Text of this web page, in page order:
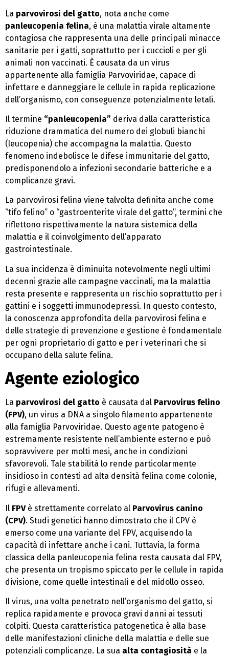
La parvovirosi del gatto, nota anche come
panleucopenia felina, è una malattia virale altamente
contagiosa che rappresenta una delle principali minacce
sanitarie per i gatti, soprattutto per i cuccioli e per gli
animali non vaccinati. È causata da un virus
appartenente alla famiglia Parvoviridae, capace di
infettare e danneggiare le cellule in rapida replicazione
dell’organismo, con conseguenze potenzialmente letali.
Il termine “panleucopenia” deriva dalla caratteristica
riduzione drammatica del numero dei globuli bianchi
(leucopenia) che accompagna la malattia. Questo
fenomeno indebolisce le difese immunitarie del gatto,
predisponendolo a infezioni secondarie batteriche e a
complicanze gravi.
La parvovirosi felina viene talvolta definita anche come
“tifo felino” o “gastroenterite virale del gatto”, termini che
riflettono rispettivamente la natura sistemica della
malattia e il coinvolgimento dell’apparato
gastrointestinale.
La sua incidenza è diminuita notevolmente negli ultimi
decenni grazie alle campagne vaccinali, ma la malattia
resta presente e rappresenta un rischio soprattutto per i
gattini e i soggetti immunodepressi. In questo contesto,
la conoscenza approfondita della parvovirosi felina e
delle strategie di prevenzione e gestione è fondamentale
per ogni proprietario di gatto e per i veterinari che si
occupano della salute felina.
Agente eziologico
La parvovirosi del gatto è causata dal Parvovirus felino
(FPV), un virus a DNA a singolo filamento appartenente
alla famiglia Parvoviridae. Questo agente patogeno è
estremamente resistente nell’ambiente esterno e può
sopravvivere per molti mesi, anche in condizioni
sfavorevoli. Tale stabilità lo rende particolarmente
insidioso in contesti ad alta densità felina come colonie,
rifugi e allevamenti.
Il FPVè strettamente correlato al Parvovirus canino
(CPV). Studi genetici hanno dimostrato che il CPV è
emerso come una variante del FPV, acquisendo la
capacità di infettare anche i cani. Tuttavia, la forma
classica della panleucopenia felina resta causata dal FPV,
che presenta un tropismo spiccato per le cellule in rapida
divisione, come quelle intestinali e del midollo osseo.
Il virus, una volta penetrato nell’organismo del gatto, si
replica rapidamente e provoca gravi danni ai tessuti
colpiti. Questa caratteristica patogenetica è alla base
delle manifestazioni cliniche della malattia e delle sue
potenziali complicanze. La sua alta contagiosità e la